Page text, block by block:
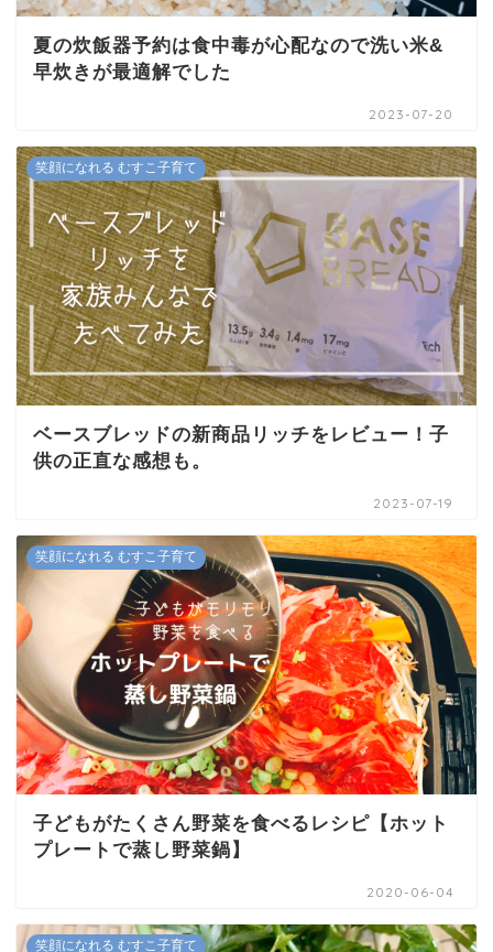
夏の炊飯器予約は食中毒が心配なので洗い米&
早炊きが最適解でした
2023-07-20
笑顔になれる むすこ子育て
ベースブレッドの新商品リッチをレビュー！子
供の正直な感想も。
2023-07-19
笑顔になれる むすこ子育て
子どもがたくさん野菜を食べるレシピ【ホット
プレートで蒸し野菜鍋】
2020-06-04
笑顔になれる むすこ子育て